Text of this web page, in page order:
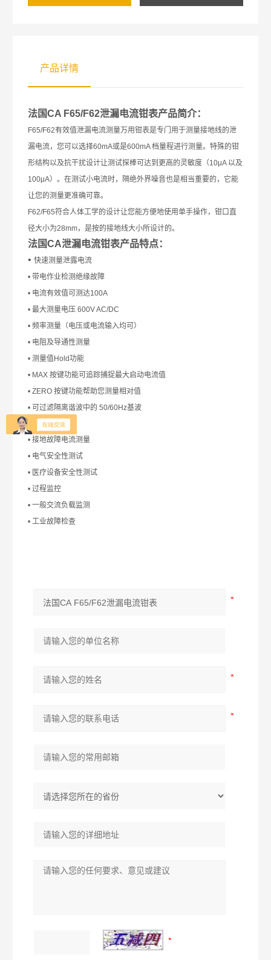
产品详情
法国CA F65/F62泄漏电流钳表产品简介：
F65/F62有效值泄漏电流测量万用钳表是专门用于测量接地线的泄
漏电流，您可以选择60mA或是600mA 档量程进行测量。特殊的钳
形结构以及抗干扰设计让测试探棒可达到更高的灵敏度（10μA 以及
100μA）。在测试小电流时，隔绝外界噪音也是相当重要的，它能
让您的测量更准确可靠。
F62/F65符合人体工学的设计让您能方便地使用单手操作，钳口直
径大小为28mm，是按的接地线大小所设计的。
法国CA泄漏电流钳表产品特点：
•快速测量泄露电流
• 带电作业检测绝缘故障
• 电流有效值可测达100A
• 最大测量电压 600V AC/DC
• 频率测量（电压或电流输入均可）
• 电阻及导通性测量
• 测量值Hold功能
• MAX 按键功能可追踪捕捉最大启动电流值
• ZERO 按键功能帮助您测量相对值
• 可过滤隔离谐波中的 50/60Hz基波
产品应用：
• 接地故障电流测量
• 电气安全性测试
• 医疗设备安全性测试
• 过程监控
• 一般交流负载监测
• 工业故障检查